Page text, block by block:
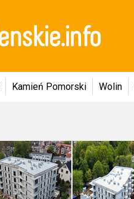
Kamień Pomorski Wolin